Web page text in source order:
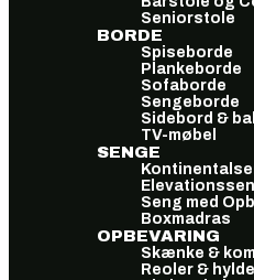
Seniorstole
BORDE
Spiseborde
Plankeborde
Sofaborde
Sengeborde
Sidebord &
TV-møbel
SENGE
Seng med
Boxmadras
OPBEVARING
Skænke &
Reoler &